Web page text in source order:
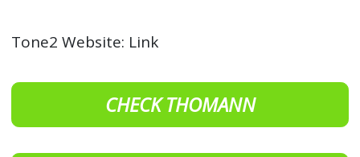
Tone2 Website: Link
CHECK THOMANN